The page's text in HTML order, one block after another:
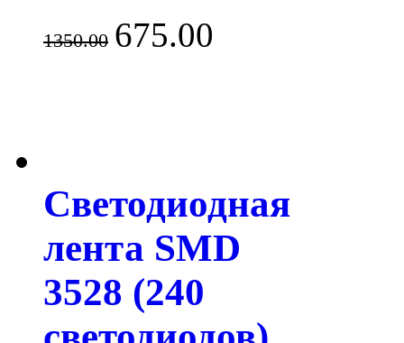
1350.00 675.00
Светодиодная
лента SMD
3528 (240